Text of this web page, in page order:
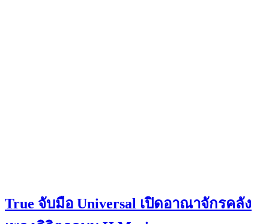
True จับมือ Universal เปิดอาณาจักรคลัง